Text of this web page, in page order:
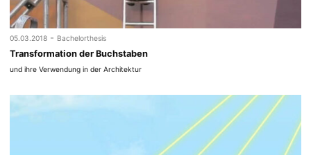
05.03.2018 - Bachelorthesis
Transformation der Buchstaben
und ihre Verwendung in der Architektur